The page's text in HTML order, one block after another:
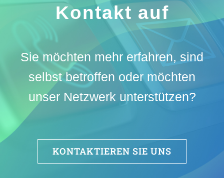
Kontakt auf
Sie möchten mehr erfahren, sind
selbst betroffen oder möchten
unser Netzwerk unterstützen?
KONTAKTIEREN SIE UNS